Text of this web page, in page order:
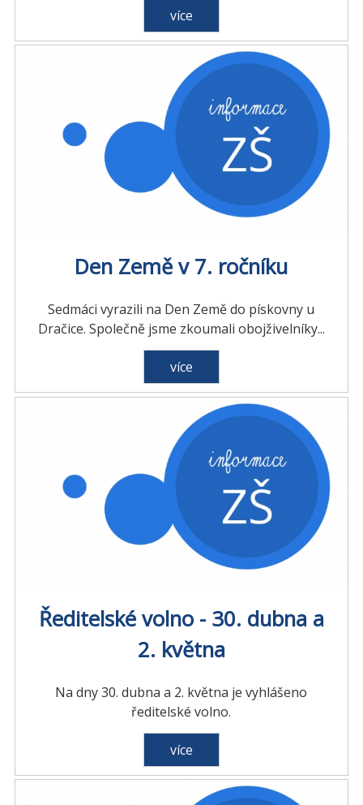
více
Den Země v 7. ročníku
Sedmáci vyrazili na Den Země do pískovny u
Dračice. Společně jsme zkoumali obojživelníky...
více
Ředitelské volno - 30. dubna a
2. května
Na dny 30. dubna a 2. května je vyhlášeno
ředitelské volno.
více